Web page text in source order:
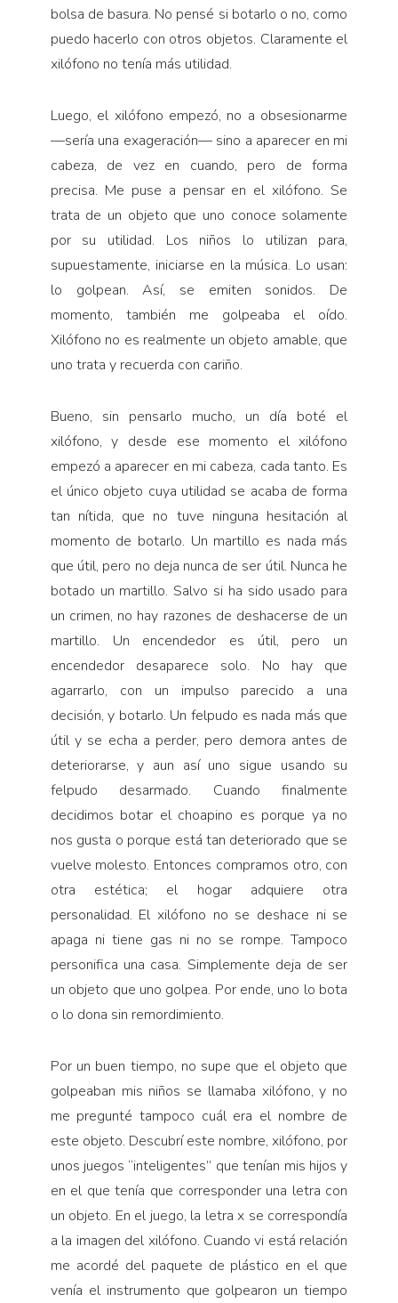
Medioambiente
Narrativas visuales
Pensamiento ilustrado
Personaje
Personajes secundarios
Política
Relecturas
Sociedad
Turismo accidental
Vidas paralelas
bolsa de basura. No pensé si botarlo o no, como
puedo hacerlo con otros objetos. Claramente el
xilófono no tenía más utilidad.
Luego, el xilófono empezó, no a obsesionarme
—sería una exageración— sino a aparecer en mi
cabeza, de vez en cuando, pero de forma
precisa. Me puse a pensar en el xilófono. Se
trata de un objeto que uno conoce solamente
por su utilidad. Los niños lo utilizan para,
supuestamente, iniciarse en la música. Lo usan:
lo golpean. Así, se emiten sonidos. De
momento, también me golpeaba el oído.
Xilófono no es realmente un objeto amable, que
uno trata y recuerda con cariño.
Bueno, sin pensarlo mucho, un día boté el
xilófono, y desde ese momento el xilófono
empezó a aparecer en mi cabeza, cada tanto. Es
el único objeto cuya utilidad se acaba de forma
tan nítida, que no tuve ninguna hesitación al
momento de botarlo. Un martillo es nada más
que útil, pero no deja nunca de ser útil. Nunca he
botado un martillo. Salvo si ha sido usado para
un crimen, no hay razones de deshacerse de un
martillo. Un encendedor es útil, pero un
encendedor desaparece solo. No hay que
agarrarlo, con un impulso parecido a una
decisión, y botarlo. Un felpudo es nada más que
útil y se echa a perder, pero demora antes de
deteriorarse, y aun así uno sigue usando su
felpudo desarmado. Cuando finalmente
decidimos botar el choapino es porque ya no
nos gusta o porque está tan deteriorado que se
vuelve molesto. Entonces compramos otro, con
otra estética; el hogar adquiere otra
personalidad. El xilófono no se deshace ni se
apaga ni tiene gas ni no se rompe. Tampoco
personifica una casa. Simplemente deja de ser
un objeto que uno golpea. Por ende, uno lo bota
o lo dona sin remordimiento.
Por un buen tiempo, no supe que el objeto que
golpeaban mis niños se llamaba xilófono, y no
me pregunté tampoco cuál era el nombre de
este objeto. Descubrí este nombre, xilófono, por
unos juegos “inteligentes” que tenían mis hijos y
en el que tenía que corresponder una letra con
un objeto. En el juego, la letra x se correspondía
a la imagen del xilófono. Cuando vi está relación
me acordé del paquete de plástico en el que
venía el instrumento que golpearon un tiempo